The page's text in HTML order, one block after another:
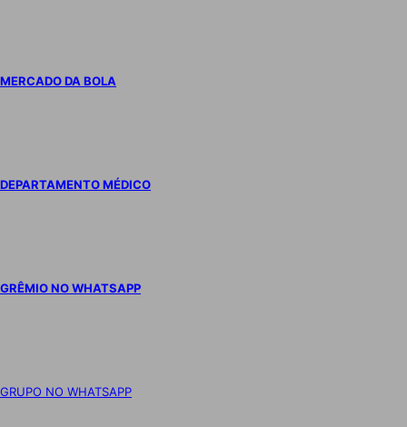
MERCADO DA BOLA
DEPARTAMENTO MÉDICO
GRÊMIO NO WHATSAPP
GRUPO NO WHATSAPP